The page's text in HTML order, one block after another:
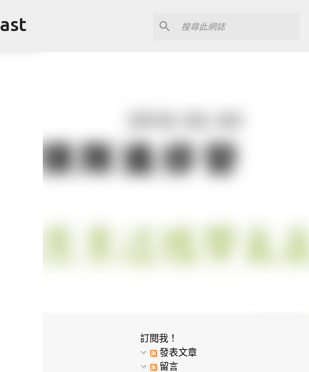
訂閱我！
發表文章
留言